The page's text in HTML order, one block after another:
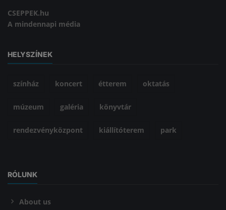
CSEPPEK.hu
A mindennapi média
HELYSZÍNEK
színház koncert étterem oktatás
múzeum galéria könyvtár
rendezvényközpont kiállítóterem park
RÓLUNK
About us